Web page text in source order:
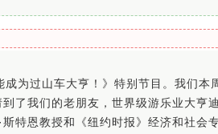
为过山车大亨！》特别节目。我们本
了我们的老朋友，世界级游乐业大亨
特恩教授和《纽约时报》经济和社会